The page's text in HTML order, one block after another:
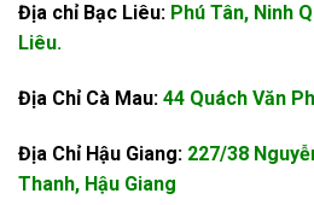
Địa chỉ Bạc Liêu: Phú Tân, Ninh
Liêu.
Địa Chỉ Cà Mau: 44 Quách Văn
Địa Chỉ Hậu Giang: 227/38
Thanh, Hậu Giang